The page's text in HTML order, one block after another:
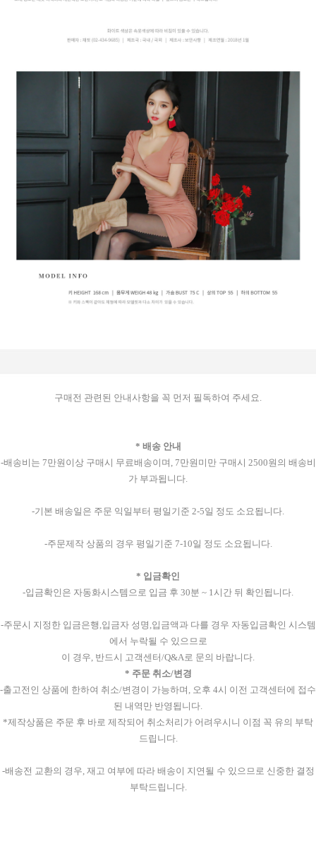
구매전 관련된 안내사항을 꼭 먼저 필독하여 주세요.
* 배송 안내
-배송비는 7만원이상 구매시 무료배송이며, 7만원미만 구매시 2500원의 배송비
가 부과됩니다.
-기본 배송일은 주문 익일부터 평일기준 2-5일 정도 소요됩니다.
-주문제작 상품의 경우 평일기준 7-10일 정도 소요됩니다.
* 입금확인
-입금확인은 자동화시스템으로 입금 후 30분 ~ 1시간 뒤 확인됩니다.
-주문시 지정한 입금은행,입금자 성명,입금액과 다를 경우 자동입금확인 시스템
에서 누락될 수 있으므로
이 경우, 반드시 고객센터/Q&A로 문의 바랍니다.
* 주문 취소/변경
-출고전인 상품에 한하여 취소/변경이 가능하며, 오후 4시 이전 고객센터에 접수
된 내역만 반영됩니다.
*제작상품은 주문 후 바로 제작되어 취소처리가 어려우시니 이점 꼭 유의 부탁
드립니다.
-배송전 교환의 경우, 재고 여부에 따라 배송이 지연될 수 있으므로 신중한 결정
부탁드립니다.